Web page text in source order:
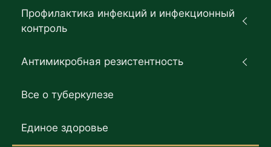
Профилактика инфекций и инфекционный
контроль
Антимикробная резистентность
Все о туберкулезе
Единое здоровье